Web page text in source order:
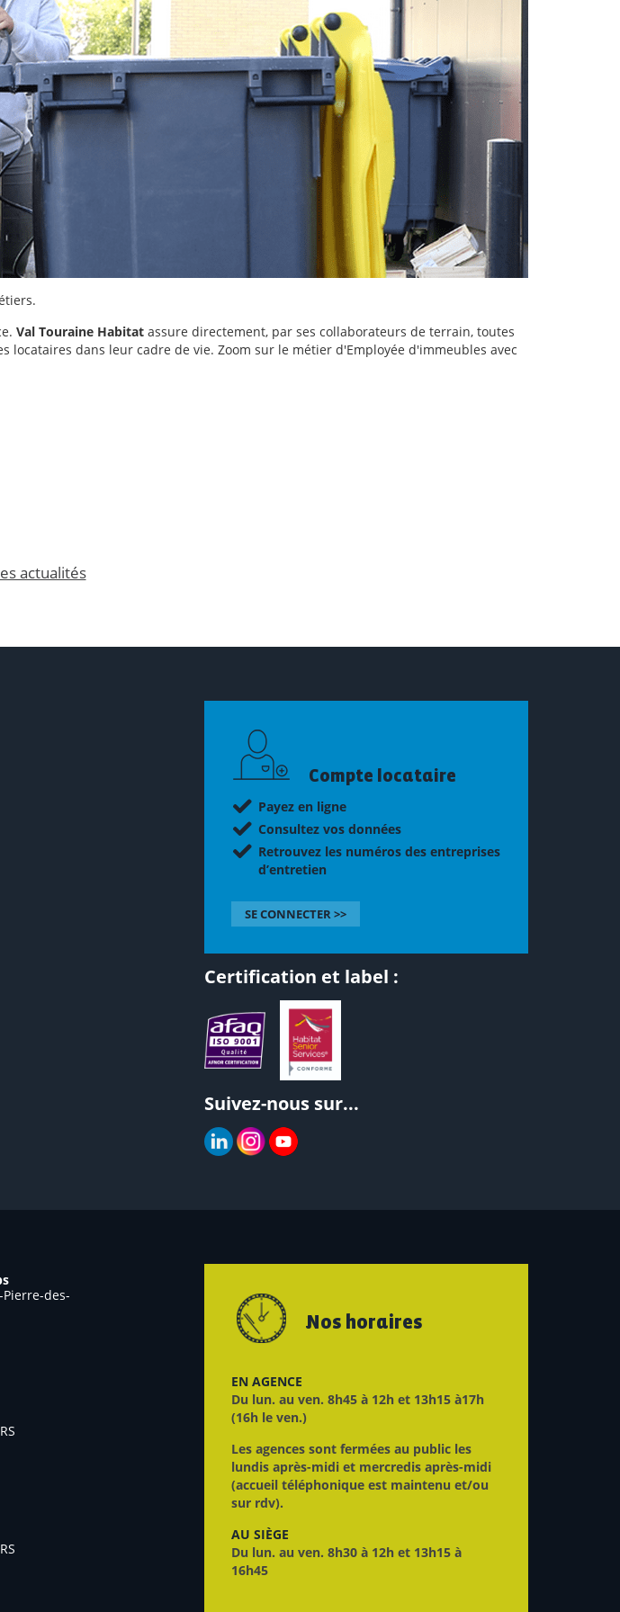
Val Touraine Habitat assure directement, par ses collaborateurs de terrain, toutes
dans leur cadre de vie. Zoom sur le métier d'Employée d'immeubles avec
actualités
Compte locataire
Payez en ligne
Consultez vos données
Retrouvez les numéros des entreprises
d’entretien
SE CONNECTER >>
Certification et label :
Suivez-nous sur...
des-
Nos horaires
EN AGENCE
Du lun. au ven. 8h45 à 12h et 13h15 à17h
(16h le ven.)
Les agences sont fermées au public les
lundis après-midi et mercredis après-midi
(accueil téléphonique est maintenu et/ou
sur rdv).
AU SIÈGE
Du lun. au ven. 8h30 à 12h et 13h15 à
16h45